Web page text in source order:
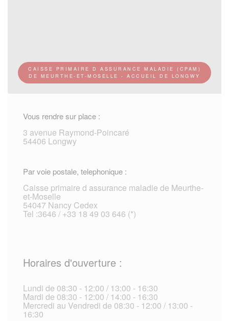
CAISSE PRIMAIRE D ASSURANCE MALADIE (CPAM)
DE MEURTHE-ET-MOSELLE - ACCUEIL DE LONGWY
Vous rendre sur place :
3 avenue Raymond-Poincaré
54406 Longwy
Par voie postale, telephonique :
Caisse primaire d assurance maladie de Meurthe-
et-Moselle
54047 Nancy Cedex
Tel :3646 / +33 18 49 03 646 (*)
Horaires d'ouverture :
Lundi de 08:30 - 12:00 / 13:00 - 16:30
Mardi de 08:30 - 12:00 / 14:00 - 16:30
Mercredi au Vendredi de 08:30 - 12:00 / 13:00 -
16:30